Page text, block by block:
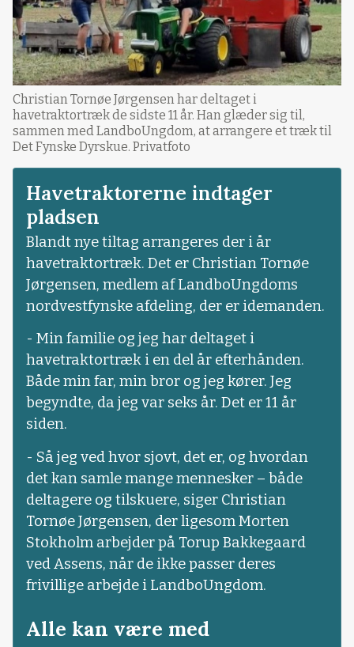
Christian Tornøe Jørgensen har deltaget i
havetraktortræk de sidste 11 år. Han glæder sig til,
sammen med LandboUngdom, at arrangere et træk til
Det Fynske Dyrskue. Privatfoto
Havetraktorerne indtager
pladsen
Blandt nye tiltag arrangeres der i år
havetraktortræk. Det er Christian Tornøe
Jørgensen, medlem af LandboUngdoms
nordvestfynske afdeling, der er idemanden.
- Min familie og jeg har deltaget i
havetraktortræk i en del år efterhånden.
Både min far, min bror og jeg kører. Jeg
begyndte, da jeg var seks år. Det er 11 år
siden.
- Så jeg ved hvor sjovt, det er, og hvordan
det kan samle mange mennesker – både
deltagere og tilskuere, siger Christian
Tornøe Jørgensen, der ligesom Morten
Stokholm arbejder på Torup Bakkegaard
ved Assens, når de ikke passer deres
frivillige arbejde i LandboUngdom.
Alle kan være med